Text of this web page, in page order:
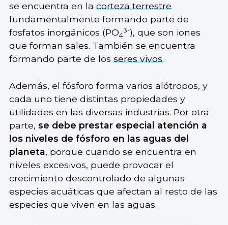
se encuentra en lacorteza terrestre
fundamentalmente formando parte de
fosfatos inorgánicos (PO4
3-), que son iones
que forman sales. También se encuentra
formando parte de losseres vivos.
Además, el fósforo forma varios alótropos, y
cada uno tiene distintas propiedades y
utilidades en las diversas industrias. Por otra
parte, se debe prestar especial atención a
los niveles de fósforo en las aguas del
planeta, porque cuando se encuentra en
niveles excesivos, puede provocar el
crecimiento descontrolado de algunas
especies acuáticas que afectan al resto de las
especies que viven en las aguas.